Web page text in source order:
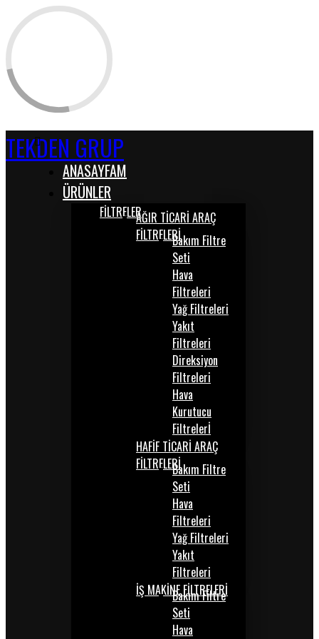
TEKDEN GRUP
ANASAYFAM
ÜRÜNLER
FİLTRELERAĞIR TİCARİ ARAÇ
FİLTRELERİBakım Filtre
Seti
Hava
Filtreleri
Yağ Filtreleri
Yakıt
Filtreleri
Direksiyon
Filtreleri
Hava
Kurutucu
Filtrelerİ
HAFİF TİCARİ ARAÇ
FİLTRELERİBakım Filtre
Seti
Hava
Filtreleri
Yağ Filtreleri
Yakıt
Filtreleri
İŞ MAKİNE FİLTRELERİ
Bakım Filtre
Seti
Hava